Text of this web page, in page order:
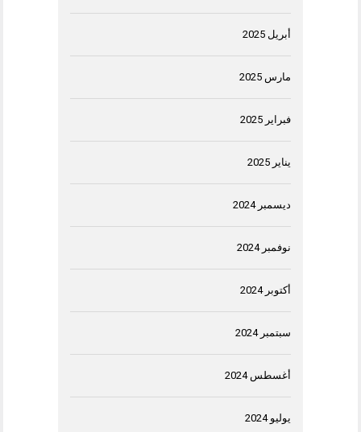
أبريل 2025
مارس 2025
فبراير 2025
يناير 2025
ديسمبر 2024
نوفمبر 2024
أكتوبر 2024
سبتمبر 2024
أغسطس 2024
يوليو 2024